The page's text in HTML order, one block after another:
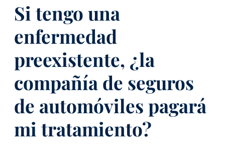
Si tengo una
enfermedad
preexistente, ¿la
compañía de seguros
de automóviles pagará
mi tratamiento?